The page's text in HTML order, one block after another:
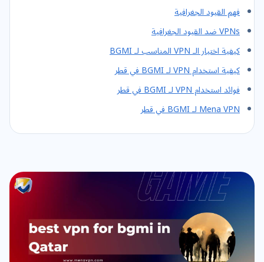
فهم القيود الجغرافية
VPNs ضد القيود الجغرافية
كيفية اختيار الـ VPN المناسب لـ BGMI
كيفية استخدام VPN لـ BGMI في قطر
فوائد استخدام VPN لـ BGMI في قطر
Mena VPN لـ BGMI في قطر